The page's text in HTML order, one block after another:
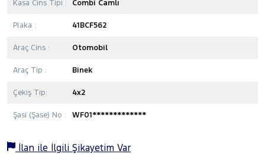
Kasa Cins Tipi : Combi Camlı
Plaka : 41BCF562
Araç Cins : Otomobil
Araç Tip : Binek
Çekiş Tip: 4x2
Şasi (Şase) No : WF01*************
İlan ile İlgili Şikayetim Var